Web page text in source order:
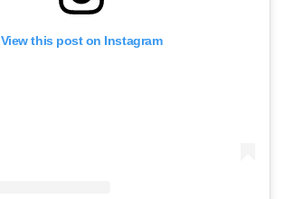
View this post on Instagram